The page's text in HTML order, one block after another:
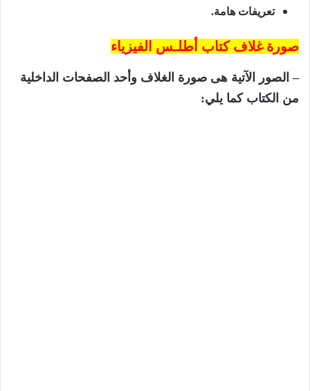
تعريفات هامة.
صورة غلاف كتاب أطلـس الفيزياء
– الصور الآتية هى صورة الغلاف وأحد الصفحات الداخلية
من الكتاب كما يلي: